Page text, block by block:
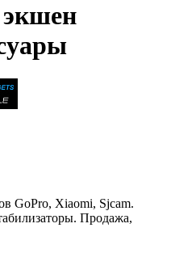
GoPro, Xiaomi, Sjcam.
Продажа,